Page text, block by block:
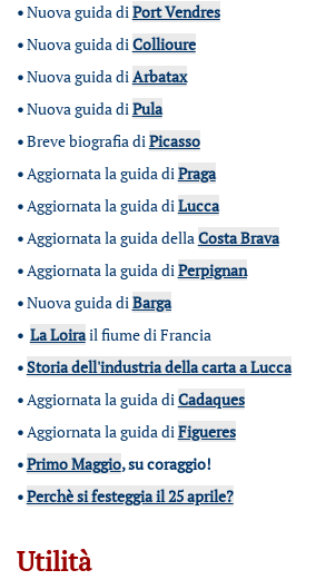
•Nuova guida diPort Vendres
•Nuova guida diCollioure
•Nuova guida diArbatax
•Nuova guida diPula
•Breve biografia diPicasso
•Aggiornata la guida diPraga
•Aggiornata la guida diLucca
•Aggiornata la guida dellaCosta Brava
•Aggiornata la guida diPerpignan
•Nuova guida diBarga
• La Loirail fiume di Francia
•Storia dell'industria della carta a Lucca
•Aggiornata la guida diCadaques
•Aggiornata la guida diFigueres
•Primo Maggio, su coraggio!
•Perchè si festeggia il 25 aprile?
Utilità